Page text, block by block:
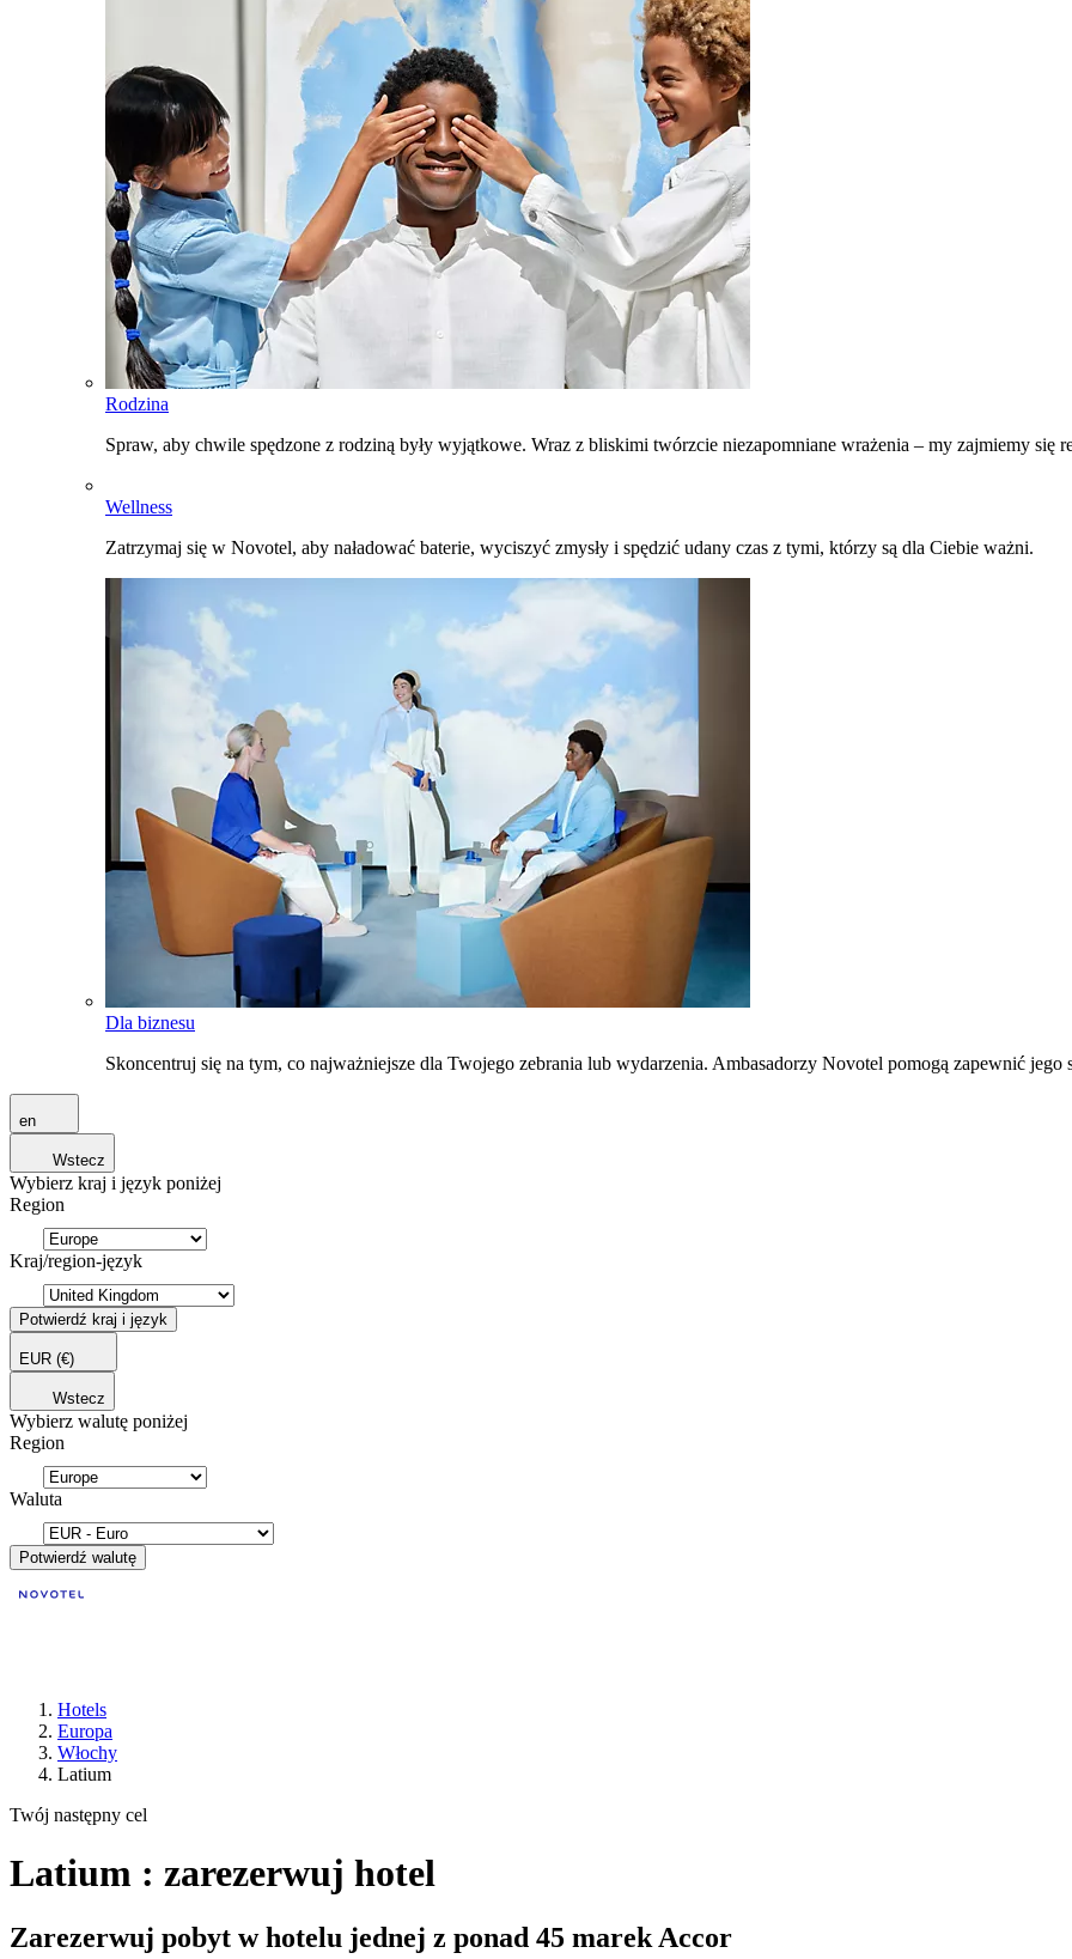
Rodzina
Spraw, aby chwile spędzone z rodziną były wyjątkowe. Wraz z bliskimi twórzcie niezapomniane wrażenia – my zajmiemy się
Wellness
Zatrzymaj się w Novotel, aby naładować baterie, wyciszyć zmysły i spędzić udany czas z tymi, którzy są dla Ciebie ważni.
Dla biznesu
Skoncentruj się na tym, co najważniejsze dla Twojego zebrania lub wydarzenia. Ambasadorzy Novotel pomogą zapewnić jego
en
Wstecz
Wybierz kraj i język poniżej
Region
Kraj/region-język
Potwierdź kraj i język
EUR (€)
Wstecz
Wybierz walutę poniżej
Region
Waluta
Potwierdź walutę
Hotels
Europa
Włochy
Latium
Twój następny cel
Latium : zarezerwuj hotel
Zarezerwuj pobyt w hotelu jednej z ponad 45 marek Accor